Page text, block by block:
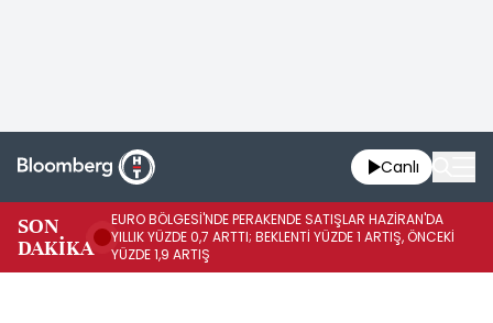
Canlı
SON
DAKİKA
EURO BÖLGESİ'NDE PERAKENDE SATIŞLAR HAZİRAN'DA
YILLIK YÜZDE 0,7 ARTTI; BEKLENTİ YÜZDE 1 ARTIŞ, ÖNCEKİ
YÜZDE 1,9 ARTIŞ